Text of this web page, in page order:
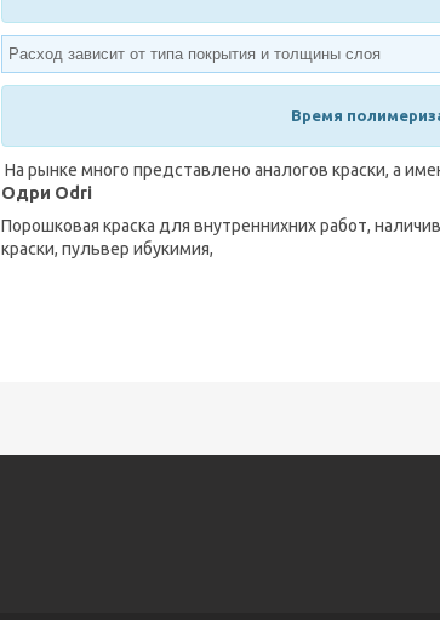
Расход зависит от типа покрытия и толщины слоя
Время
На рынке много представлено аналогов краски, а
Одри Odri
Порошковая краска для внутреннихних работ,
краски, пульвер ибукимия,